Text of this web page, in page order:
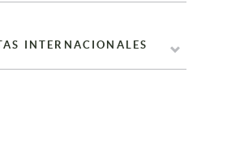
INTERNACIONALES